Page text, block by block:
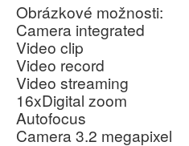
Obrázkové možnosti:
Camera integrated
Video clip
Video record
Video streaming
16xDigital zoom
Autofocus
Camera 3.2 megapixel